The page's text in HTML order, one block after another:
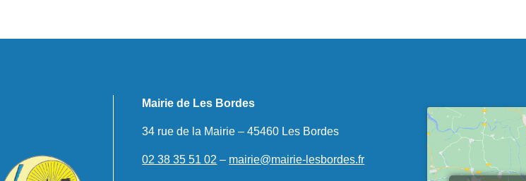
Mairie de Les Bordes
34 rue de la Mairie – 45460 Les Bordes
02 38 35 51 02 – mairie@mairie-lesbordes.fr